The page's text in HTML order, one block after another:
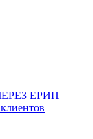
ЕРИП